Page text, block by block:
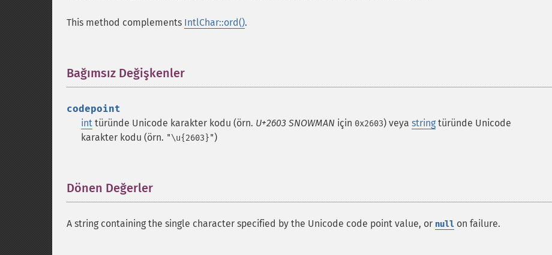
This method complements IntlChar::ord().
Bağımsız Değişkenler
codepoint
int türünde Unicode karakter kodu (örn. U+2603 SNOWMAN için 0x2603) veya string türünde Unicode
karakter kodu (örn. "\u{2603}")
Dönen Değerler
A string containing the single character specified by the Unicode code point value, or null on failure.